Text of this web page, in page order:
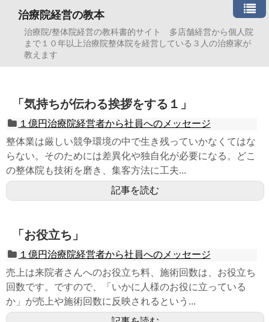
治療院経営の教本
治療院/整体院経営の教科書的サイト 多店舗経営から個人院
まで１０年以上治療院整体院を経営している３人の治療家が
教えます
「気持ちが伝わる挨拶をする１」
１億円治療院経営者から社員へのメッセージ
整体業は厳しい競争環境の中で生き残っていかなくてはな
らない。そのためには差異化や独自化が必要になる。どこ
の整体院も技術を磨き、集客方法に工夫...
記事を読む
「お役立ち」
１億円治療院経営者から社員へのメッセージ
売上は来院者さんへのお役立ち料、施術回数は、お役立ち
回数です。ですので、「いかに人様のお役に立っている
か」が売上や施術回数に反映されるという...